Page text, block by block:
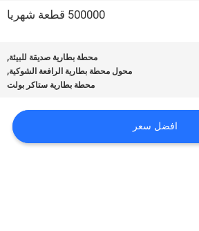
500000 قطعة شهريا
محطة بطارية صديقة للبيئة,
محول محطة بطارية الرافعة الشوكية,
محطة بطارية ستاكر بولت
افضل سعر